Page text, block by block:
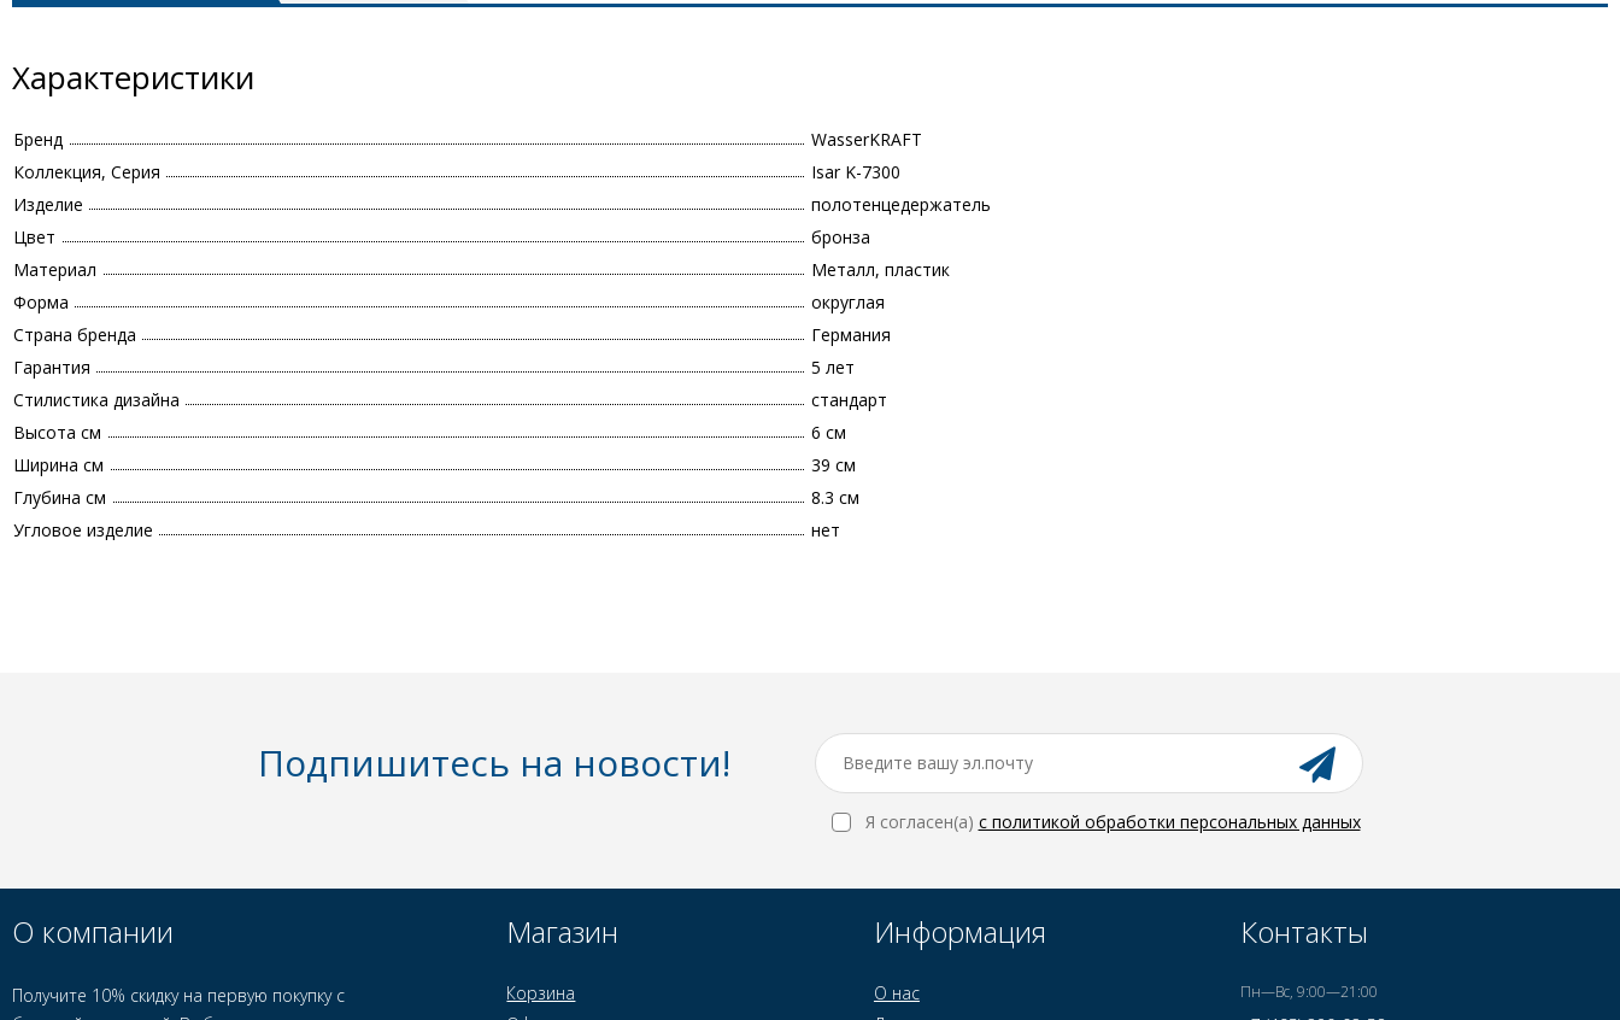
Характеристики
Бренд
WasserKRAFT
Коллекция, Серия
Isar K-7300
Изделие
полотенцедержатель
Цвет
бронза
Материал
Металл, пластик
Форма
округлая
Страна бренда
Германия
Гарантия
5 лет
Стилистика дизайна
стандарт
Высота см
6 см
Ширина см
39 см
Глубина см
8.3 см
Угловое изделие
нет
Подпишитесь на новости!
Я согласен(a) с политикой обработки персональных данных
О компании
Получите 10% скидку на первую покупку с
Магазин
Корзина
Информация
О нас
Контакты
Пн—Вс, 9:00—21:00